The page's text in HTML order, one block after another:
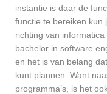
instantie is daar de
functie te bereiken kun
richting van
bachelor in software
en het is van belang
kunt plannen. Want
programma’s, is het